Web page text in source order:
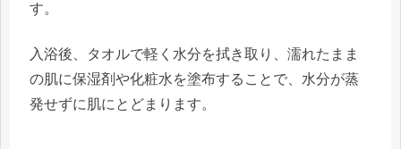
す。
入浴後、タオルで軽く水分を拭き取り、濡れたまま
の肌に保湿剤や化粧水を塗布することで、水分が蒸
発せずに肌にとどまります。